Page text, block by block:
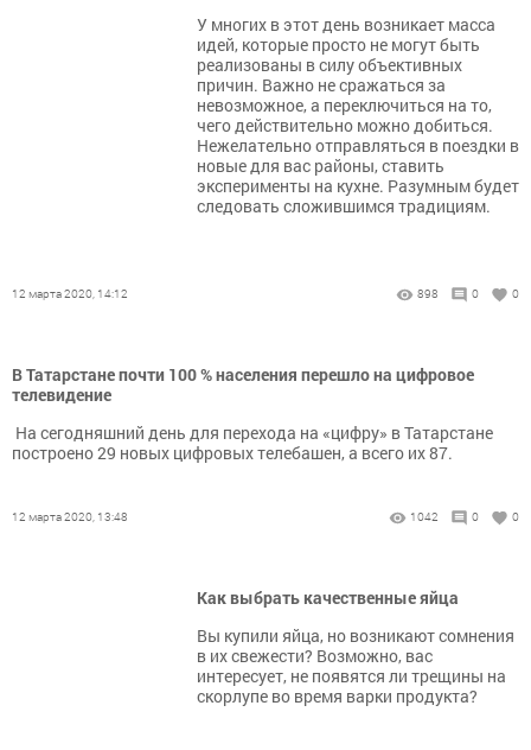
У многих в этот день возникает масса
идей, которые просто не могут быть
реализованы в силу объективных
причин. Важно не сражаться за
невозможное, а переключиться на то,
чего действительно можно добиться.
Нежелательно отправляться в поездки в
новые для вас районы, ставить
эксперименты на кухне. Разумным будет
следовать сложившимся традициям.
12 марта 2020, 14:12 898 0 0
В Татарстане почти 100 % населения перешло на цифровое
телевидение
На сегодняшний день для перехода на «цифру» в Татарстане
построено 29 новых цифровых телебашен, а всего их 87.
12 марта 2020, 13:48 1042 0 0
Как выбрать качественные яйца
Вы купили яйца, но возникают сомнения
в их свежести? Возможно, вас
интересует, не появятся ли трещины на
скорлупе во время варки продукта?